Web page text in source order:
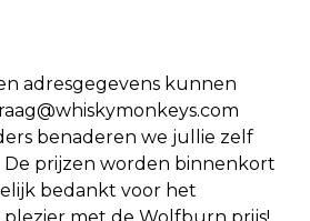
adresgegevens kunnen
benaderen we jullie zelf
De prijzen worden binnenkort
bedankt voor het
met de Wolfburn prijs!